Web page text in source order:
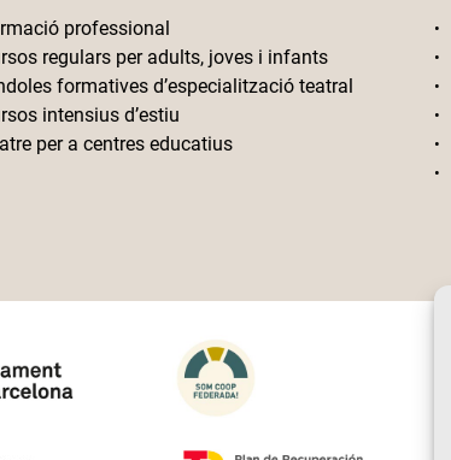
professional
regulars per adults, joves i infants
formatives d’especialització teatral
intensius d’estiu
per a centres educatius